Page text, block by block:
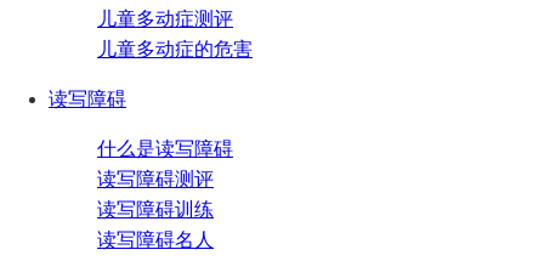
儿童多动症测评
儿童多动症的危害
读写障碍
什么是读写障碍
读写障碍测评
读写障碍训练
读写障碍名人